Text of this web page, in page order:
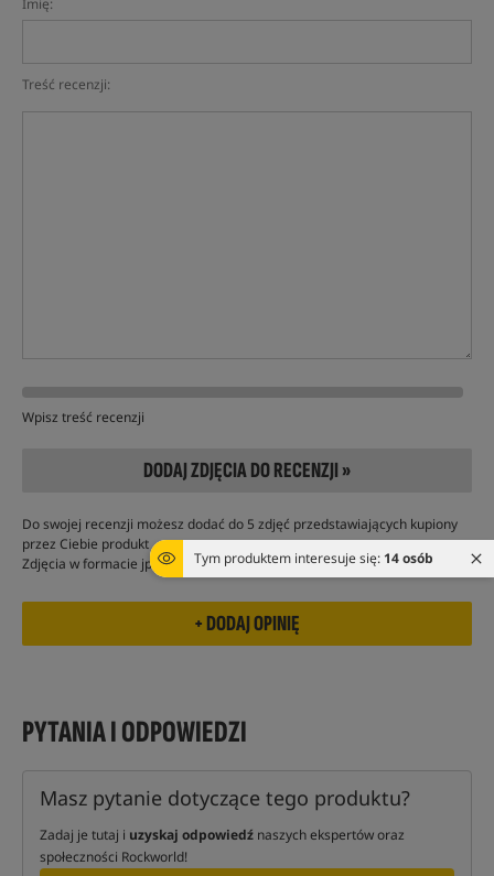
Tym produktem interesuje się: 14 osób
Imię:
Treść recenzji:
Wpisz treść recenzji
DODAJ ZDJĘCIA DO RECENZJI »
Do swojej recenzji możesz dodać do 5 zdjęć przedstawiających kupiony
przez Ciebie produkt
Zdjęcia w formacie jpg, nie powinny przekraczać 2 MB
PYTANIA I ODPOWIEDZI
Masz pytanie dotyczące tego produktu?
Zadaj je tutaj i uzyskaj odpowiedź naszych ekspertów oraz
społeczności Rockworld!